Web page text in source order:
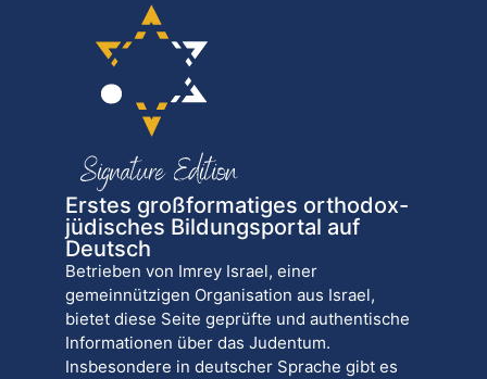
Erstes großformatiges orthodox-
jüdisches Bildungsportal auf
Deutsch
Betrieben von Imrey Israel, einer
gemeinnützigen Organisation aus Israel,
bietet diese Seite geprüfte und authentische
Informationen über das Judentum.
Insbesondere in deutscher Sprache gibt es